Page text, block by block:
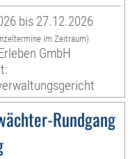
bis 27.12.2026
im Zeitraum)
GmbH
Rundgang